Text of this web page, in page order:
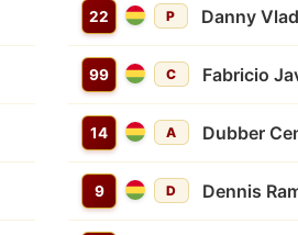
22 P Danny
99 C Fabricio
14 A Dubber
9 D Dennis